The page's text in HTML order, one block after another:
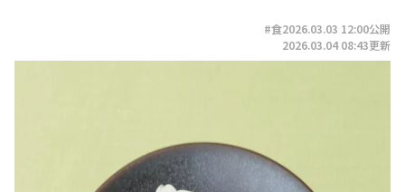
#食2026.03.03 12:00公開
2026.03.04 08:43更新